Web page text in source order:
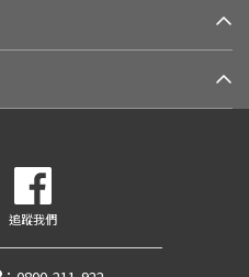
追蹤我們